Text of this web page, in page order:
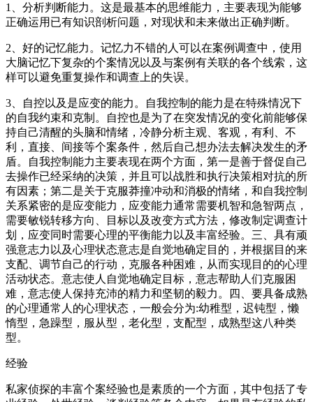
1、分析判断能力。这是最基本的思维能力，主要表现为能够
正确运用已有知识剖析问题，对现状和未来做出正确判断。
2、好的记忆能力。记忆力不错的人可以在案例调查中，使用
大脑记忆下复杂的个案情况以及与案例有关联的各个线索，这
样可以避免重复操作和调查上的失误。
3、自控以及是应变的能力。自我控制的能力是在特殊情况下
的自我约束和克制。自控也是为了在突发情况的变化前能够保
持自己清醒的头脑和情绪，冷静分析主观、客观，有利、不
利，直接、间接等个案条件，然后自己想办法去解决发生的矛
盾。自我控制能力主要表现在两个方面，第一是善于督促自己
去操作已经采纳的决策，并且可以战胜和执行决策相对抗的所
有因素；第二是关于克服莽撞冲动和消极的情绪，和自我控制
关系紧密的是应变能力，应变能力通常需要机智和急智两点，
需要敏锐转移方向、目标以及改变方式方法，修改制定调查计
划，应变同时需要心理的平衡能力以及丰富经验。三、具有顽
强意志力以及心理状态意志是自觉地确定目的，并根据目的来
支配、调节自己的行动，克服各种困难，从而实现目的的心理
活动状态。意志使人自觉地确定目标，意志帮助人们克服困
难，意志使人保持充沛的精力和坚韧的毅力。四、要具备成熟
的心理通常人的心理状态，一般会分为:幼稚型，迟钝型，懒
惰型，急躁型，服从型，老化型，支配型，成熟型这八种类
型。
经验
私家侦探的丰富个案经验也是素质的一个方面，其中包括了专